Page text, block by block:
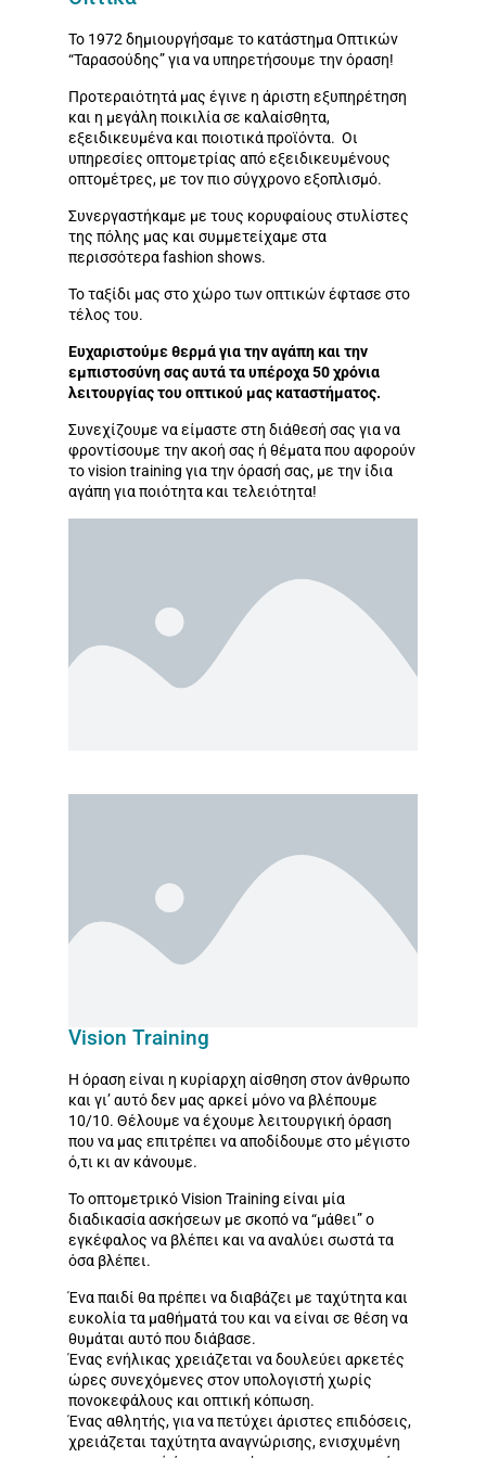
Το 1972 δημιουργήσαμε το κατάστημα Οπτικών
“Ταρασούδης” για να υπηρετήσουμε την όραση!
Προτεραιότητά μας έγινε η άριστη εξυπηρέτηση
και η μεγάλη ποικιλία σε καλαίσθητα,
εξειδικευμένα και ποιοτικά προϊόντα. Οι
υπηρεσίες οπτομετρίας από εξειδικευμένους
οπτομέτρες, με τον πιο σύγχρονο εξοπλισμό.
Συνεργαστήκαμε με τους κορυφαίους στυλίστες
της πόλης μας και συμμετείχαμε στα
περισσότερα fashion shows.
Το ταξίδι μας στο χώρο των οπτικών έφτασε στο
τέλος του.
Ευχαριστούμε θερμά για την αγάπη και την
εμπιστοσύνη σας αυτά τα υπέροχα 50 χρόνια
λειτουργίας του οπτικού μας καταστήματος.
Συνεχίζουμε να είμαστε στη διάθεσή σας για να
φροντίσουμε την ακοή σας ή θέματα που αφορούν
το vision training για την όρασή σας, με την ίδια
αγάπη για ποιότητα και τελειότητα!
Vision Training
Η όραση είναι η κυρίαρχη αίσθηση στον άνθρωπο
και γι’ αυτό δεν μας αρκεί μόνο να βλέπουμε
10/10. Θέλουμε να έχουμε λειτουργική όραση
που να μας επιτρέπει να αποδίδουμε στο μέγιστο
ό,τι κι αν κάνουμε.
​Το οπτομετρικό Vision Training είναι μία
διαδικασία ασκήσεων με σκοπό να “μάθει” ο
εγκέφαλος να βλέπει και να αναλύει σωστά τα
όσα βλέπει.
Ένα παιδί θα πρέπει να διαβάζει με ταχύτητα και
ευκολία τα μαθήματά του και να είναι σε θέση να
θυμάται αυτό που διάβασε.
Ένας ενήλικας χρειάζεται να δουλεύει αρκετές
ώρες συνεχόμενες στον υπολογιστή χωρίς
πονοκεφάλους και οπτική κόπωση.
Ένας αθλητής, για να πετύχει άριστες επιδόσεις,
χρειάζεται ταχύτητα αναγνώρισης, ενισχυμένη